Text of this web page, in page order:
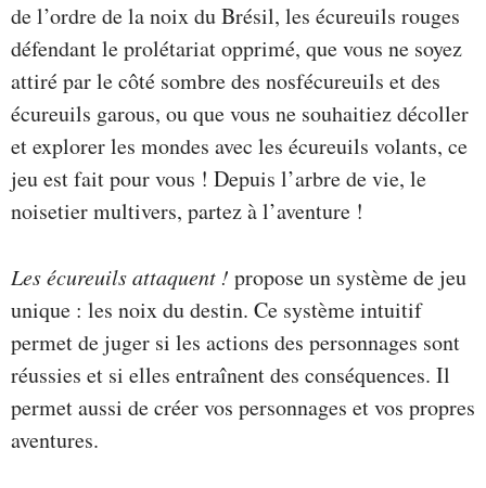
de l’ordre de la noix du Brésil, les écureuils rouges
défendant le prolétariat opprimé, que vous ne soyez
attiré par le côté sombre des nosfécureuils et des
écureuils garous, ou que vous ne souhaitiez décoller
et explorer les mondes avec les écureuils volants, ce
jeu est fait pour vous ! Depuis l’arbre de vie, le
noisetier multivers, partez à l’aventure !
Les écureuils attaquent ! propose un système de jeu
unique : les noix du destin. Ce système intuitif
permet de juger si les actions des personnages sont
réussies et si elles entraînent des conséquences. Il
permet aussi de créer vos personnages et vos propres
aventures.